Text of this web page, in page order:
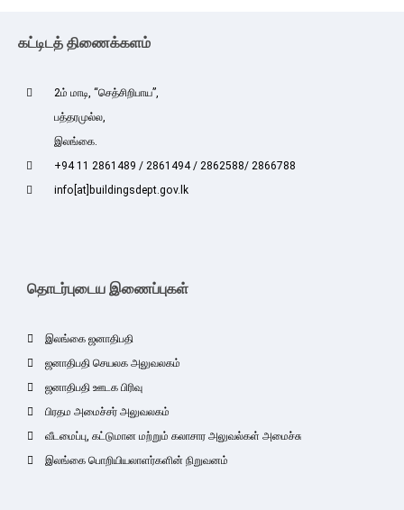
கட்டிடத் திணைக்களம்
2ம் மாடி, “செத்சிறிபாய”,
பத்தரமுல்ல,
இலங்கை.
+94 11 2861489 / 2861494 / 2862588/ 2866788
info[at]buildingsdept.gov.lk
தொடர்புடைய இணைப்புகள்
இலங்கை ஜனாதிபதி
ஜனாதிபதி செயலக அலுவலகம்
ஜனாதிபதி ஊடக பிரிவு
பிரதம அமைச்சர் அலுவலகம்
வீடமைப்பு, கட்டுமான மற்றும் கலாசார அலுவல்கள் அமைச்சு
இலங்கை பொறியியலாளர்களின் நிறுவனம்